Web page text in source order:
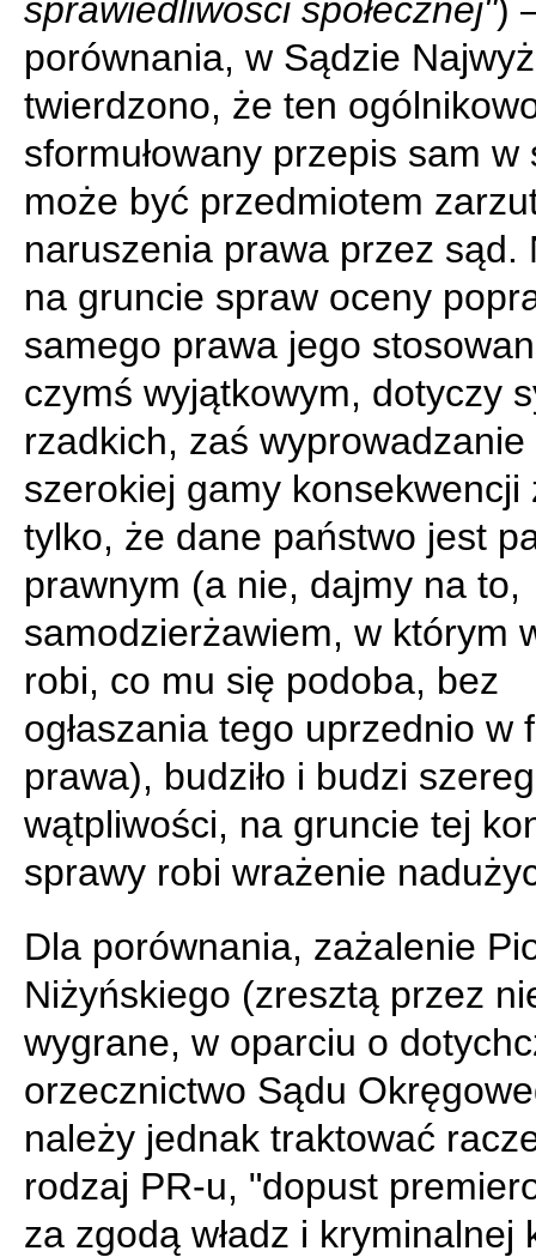
sprawiedliwości społecznej")
porównania, w Sądzie
twierdzono, że ten
sformułowany przepis sam w
może być przedmiotem
naruszenia prawa przez sąd.
na gruncie spraw oceny
samego prawa jego
czymś wyjątkowym, dotyczy
rzadkich, zaś wyprowadzanie
szerokiej gamy konsekwencji
tylko, że dane państwo jest
prawnym (a nie, dajmy na to,
samodzierżawiem, w którym
robi, co mu się podoba, bez
ogłaszania tego uprzednio w
prawa), budziło i budzi szereg
wątpliwości, na gruncie tej
sprawy robi wrażenie
Dla porównania, zażalenie
Niżyńskiego (zresztą przez
wygrane, w oparciu o
orzecznictwo Sądu
należy jednak traktować
rodzaj PR-u, "dopust
za zgodą władz i kryminalnej